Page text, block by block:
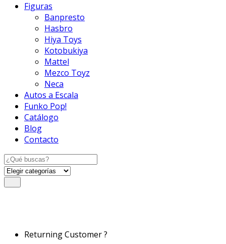
Figuras
Banpresto
Hasbro
Hiya Toys
Kotobukiya
Mattel
Mezco Toyz
Neca
Autos a Escala
Funko Pop!
Catálogo
Blog
Contacto
Search
for:
Returning Customer ?